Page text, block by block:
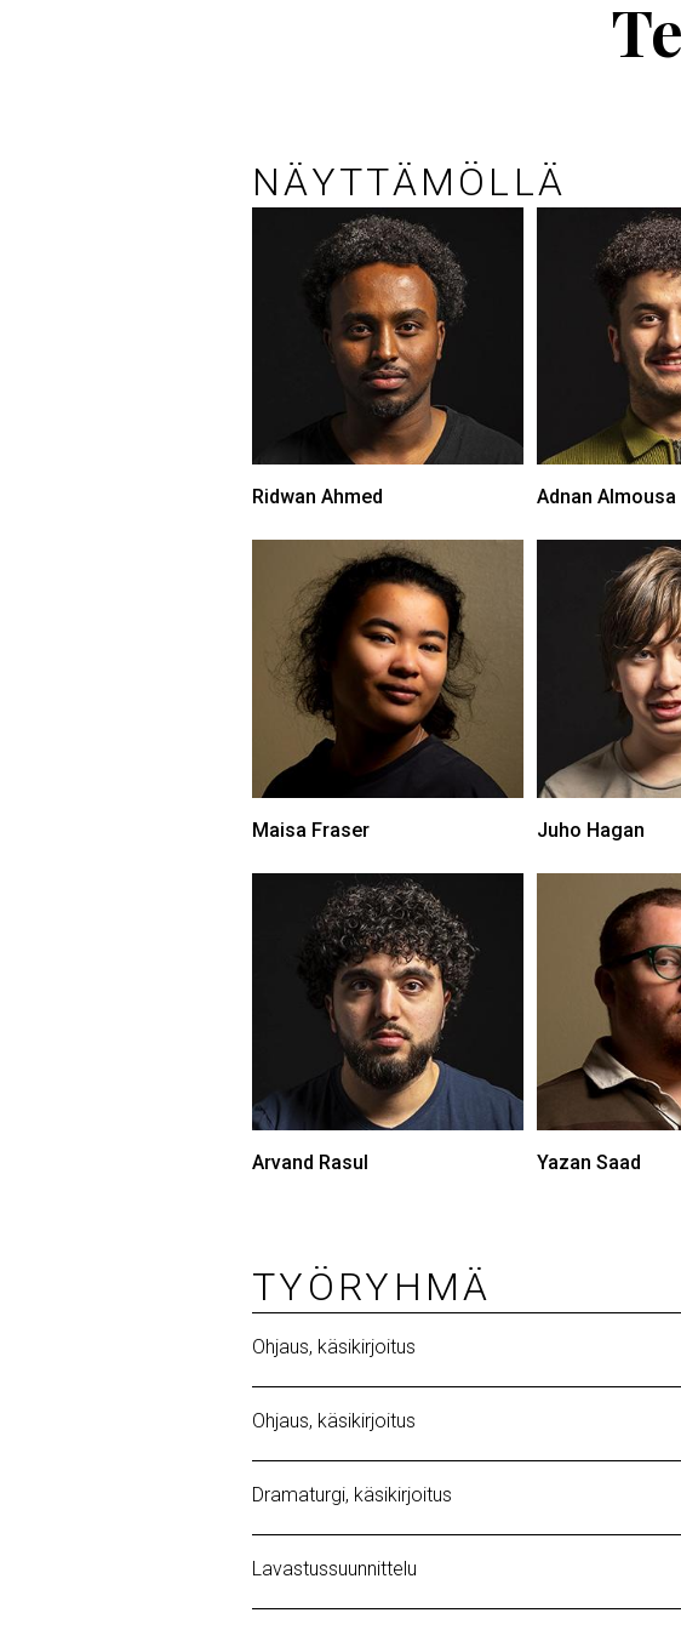
NÄYTTÄMÖLLÄ
Ridwan Ahmed Adnan Almousa
Maisa Fraser Juho Hagan
Arvand Rasul Yazan Saad
TYÖRYHMÄ
Ohjaus, käsikirjoitus
Ohjaus, käsikirjoitus
Dramaturgi, käsikirjoitus
Lavastussuunnittelu